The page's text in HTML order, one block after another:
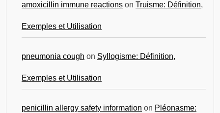
amoxicillin immune reactions on Truisme: Définition,
Exemples et Utilisation
pneumonia cough on Syllogisme: Définition,
Exemples et Utilisation
penicillin allergy safety information on Pléonasme: